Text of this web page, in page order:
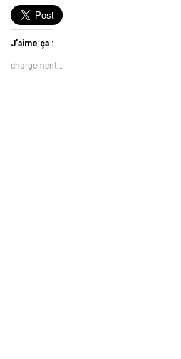
J’aime ça :
chargement…